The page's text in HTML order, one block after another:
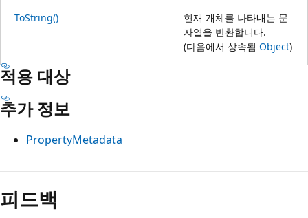
ToString()
현재 개체를 나타내는 문
자열을 반환합니다.
(다음에서 상속됨 Object)
적용 대상
추가 정보
PropertyMetadata
피드백